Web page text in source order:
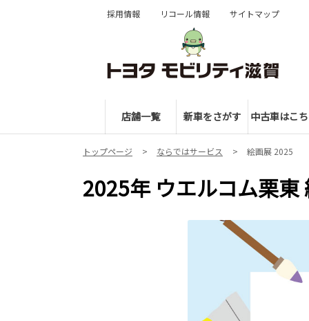
店舗一覧 新車をさがす 中古車はこ
採用情報 リコール情報 サイトマップ
トップページ ならではサービス 絵画展 2025
2025年 ウエルコム栗東